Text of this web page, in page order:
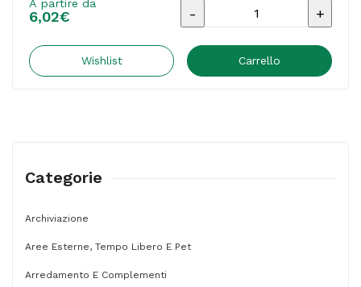
A partire da
6,02€
Supporto
parete
500
Wishlist Carrello
Categorie
Archiviazione
Aree Esterne, Tempo Libero E Pet
Arredamento E Complementi